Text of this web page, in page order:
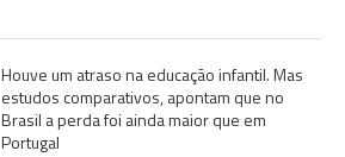
Houve um atraso na educação infantil. Mas
estudos comparativos, apontam que no
Brasil a perda foi ainda maior que em
Portugal